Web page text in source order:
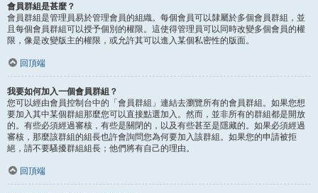
會員群組是甚麼？
會員群組是管理員易於管理會員的組織。每個會員可以隸屬於多個會員群組，並
且每個會員群組可以授予個別的權限。這使得管理員可以同時改變多個會員的權
限，像是改變版主的權限，或允許其可以進入某個私密性的版面。
回頂端
我要如何加入一個會員群組？
您可以經由會員控制台中的「會員群組」連結去瀏覽所有的會員群組。如果您想
要加入其中某個群組那麼您可以直接點選加入。然而，並非所有的群組都是開放
的。有些必須經過審核，有些是關閉的，以及有些甚至是隱藏的。如果必須經過
審核，那麼該群組的組長也許會詢問您為何要加入該群組。如果您的申請被拒
絕，請不要騷擾群組組長；他們將有自己的理由。
回頂端